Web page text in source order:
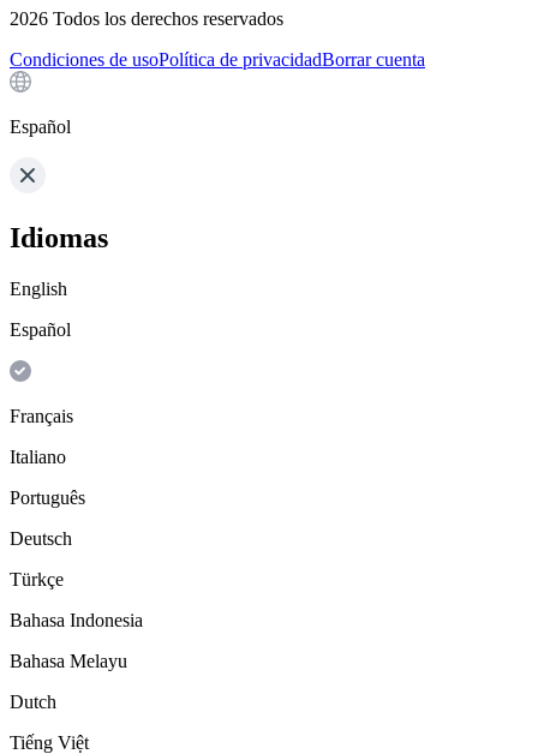
2026 Todos los derechos reservados
Condiciones de usoPolítica de privacidadBorrar cuenta
Español
Idiomas
English
Español
Français
Italiano
Português
Deutsch
Türkçe
Bahasa Indonesia
Bahasa Melayu
Dutch
Tiếng Việt